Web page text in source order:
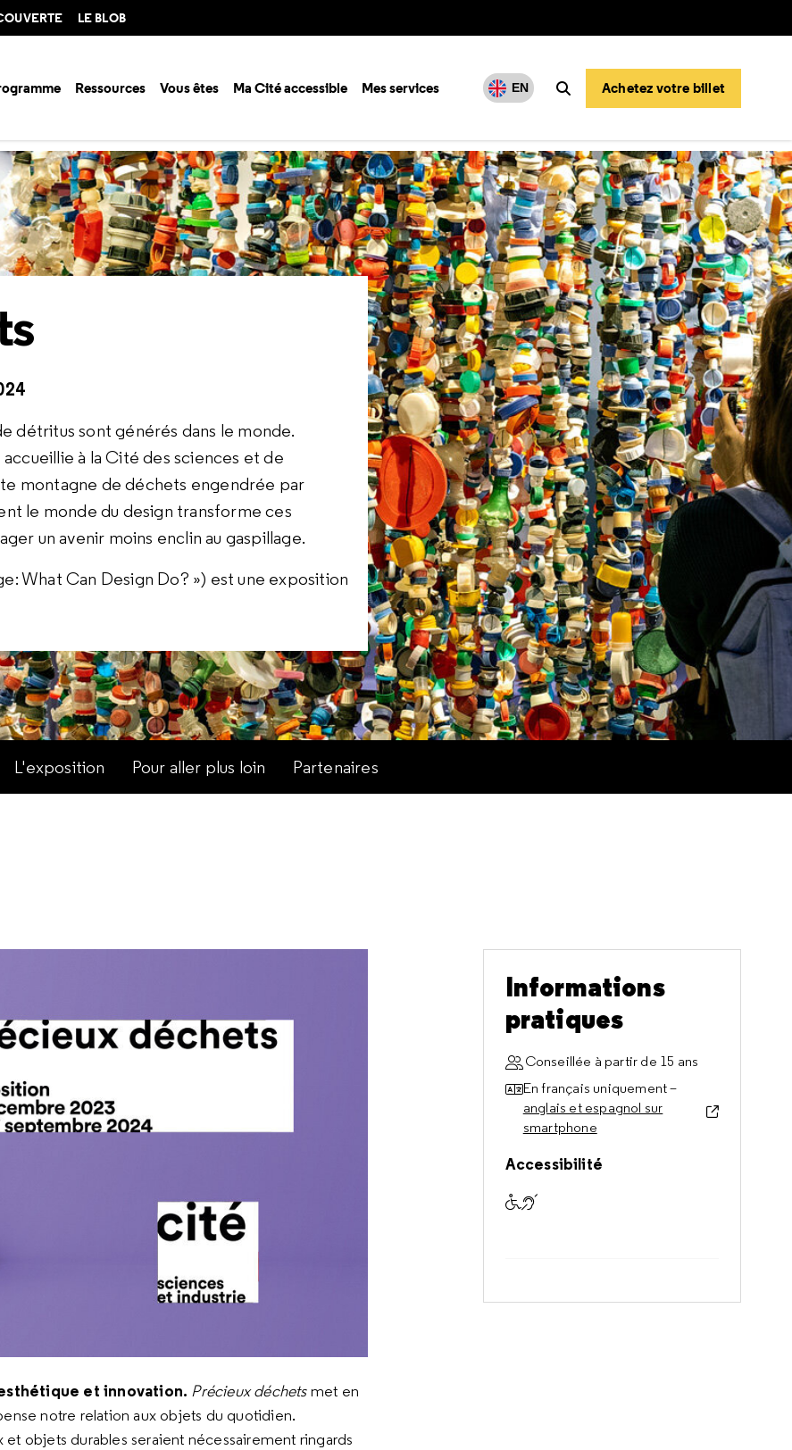
LE BLOB
Ressources Vous êtes Ma Cité accessible Mes services EN RechercherAchetez votre billet
détritus sont générés dans le monde.
à la Cité des sciences et de
montagne de déchets engendrée par
le monde du design transforme ces
un avenir moins enclin au gaspillage.
What Can Design Do? ») est une exposition
L'exposition Pour aller plus loin Partenaires
et innovation. Précieux déchetsmet en
notre relation aux objets du quotidien.
objets durables seraient nécessairement ringards
Informations
pratiques
Conseillée à partir de 15 ans
En français uniquement –
anglais et espagnol sur
smartphone
Accessibilité
Accessible aux visiteurs à mobilité
Accessible aux visiteurs sourds et